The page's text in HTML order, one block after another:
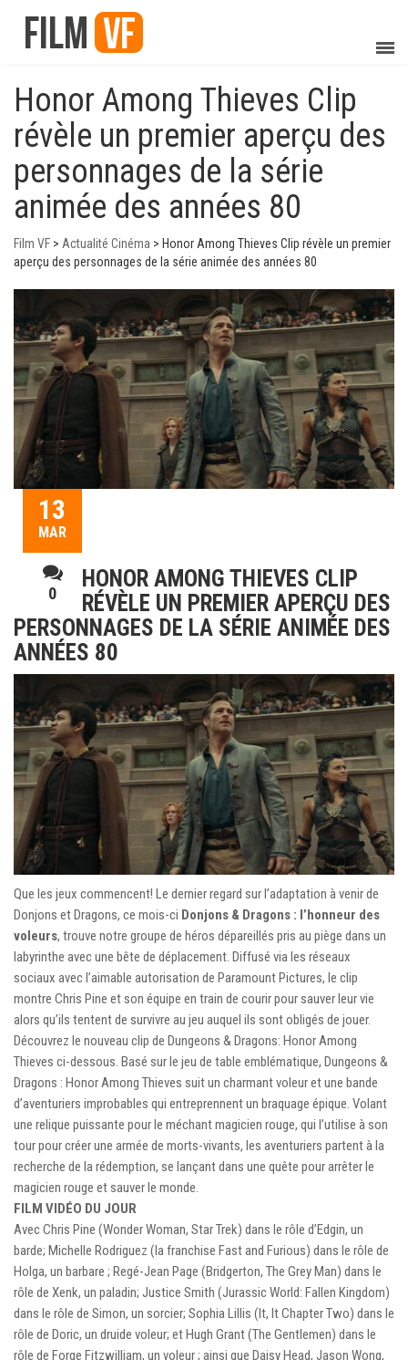
Honor Among Thieves Clip
révèle un premier aperçu des
personnages de la série
animée des années 80
Film VF > Actualité Cinéma > Honor Among Thieves Clip révèle un premier
aperçu des personnages de la série animée des années 80
13
MAR
0
HONOR AMONG THIEVES CLIP
RÉVÈLE UN PREMIER APERÇU DES
PERSONNAGES DE LA SÉRIE ANIMÉE DES
ANNÉES 80
Que les jeux commencent! Le dernier regard sur l’adaptation à venir de
Donjons et Dragons, ce mois-ci Donjons & Dragons : l’honneur des
voleurs, trouve notre groupe de héros dépareillés pris au piège dans un
labyrinthe avec une bête de déplacement. Diffusé via les réseaux
sociaux avec l’aimable autorisation de Paramount Pictures, le clip
montre Chris Pine et son équipe en train de courir pour sauver leur vie
alors qu’ils tentent de survivre au jeu auquel ils sont obligés de jouer.
Découvrez le nouveau clip de Dungeons & Dragons: Honor Among
Thieves ci-dessous. Basé sur le jeu de table emblématique, Dungeons &
Dragons : Honor Among Thieves suit un charmant voleur et une bande
d’aventuriers improbables qui entreprennent un braquage épique. Volant
une relique puissante pour le méchant magicien rouge, qui l’utilise à son
tour pour créer une armée de morts-vivants, les aventuriers partent à la
recherche de la rédemption, se lançant dans une quête pour arrêter le
magicien rouge et sauver le monde.
FILM VIDÉO DU JOUR
Avec Chris Pine (Wonder Woman, Star Trek) dans le rôle d’Edgin, un
barde; Michelle Rodriguez (la franchise Fast and Furious) dans le rôle de
Holga, un barbare ; Regé-Jean Page (Bridgerton, The Grey Man) dans le
rôle de Xenk, un paladin; Justice Smith (Jurassic World: Fallen Kingdom)
dans le rôle de Simon, un sorcier; Sophia Lillis (It, It Chapter Two) dans le
rôle de Doric, un druide voleur; et Hugh Grant (The Gentlemen) dans le
rôle de Forge Fitzwilliam, un voleur ; ainsi que Daisy Head, Jason Wong,